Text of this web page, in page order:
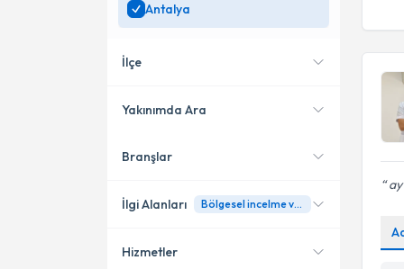
ay
Antalya
İlçe
Muratpaşa
Finike
Yakınımda Ara
Konumuma yakın uzmanları
Branşlar
Diyetisyen
İlgi Alanları Bölgesel incelme ve yağ kaybı
Hizmetler